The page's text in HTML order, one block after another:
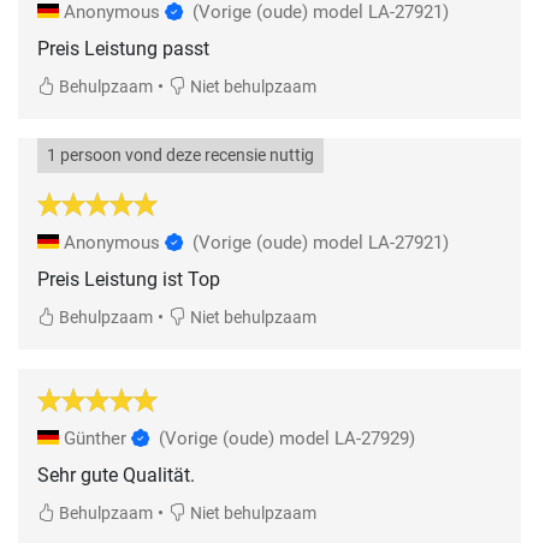
Anonymous (Vorige (oude) model LA-27921)
Preis Leistung passt
Behulpzaam • Niet behulpzaam
1 persoon vond deze recensie nuttig
Anonymous (Vorige (oude) model LA-27921)
Preis Leistung ist Top
Behulpzaam • Niet behulpzaam
Günther (Vorige (oude) model LA-27929)
Sehr gute Qualität.
Behulpzaam • Niet behulpzaam